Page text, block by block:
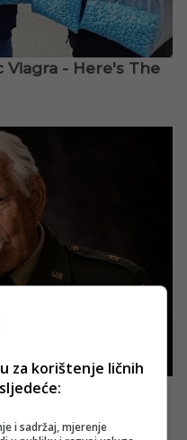
za korištenje ličnih
i sadržaj, mjerenje